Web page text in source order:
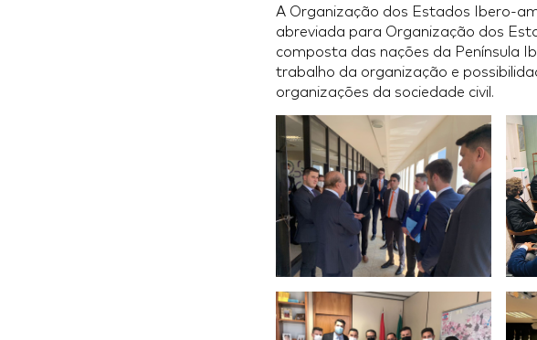
A Organização dos Estados Ibero-
abreviada para Organização dos
composta das nações da Península
trabalho da organização e
organizações da sociedade civil.